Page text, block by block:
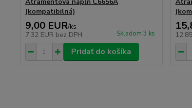
(kompatibilná)
9,00 EUR/ks
7,32 EUR bez DPH Skladom 3 ks
Pridať do košíka